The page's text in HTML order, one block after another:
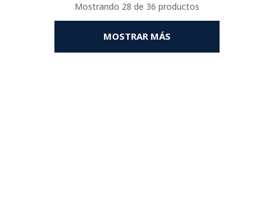
Mostrando 28 de 36
MOSTRAR MÁS